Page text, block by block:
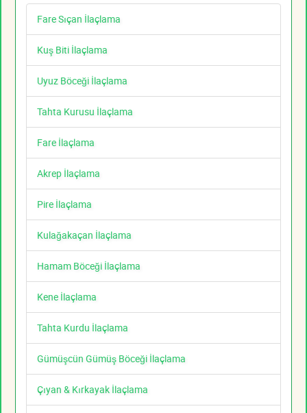
Fare Sıçan İlaçlama
Kuş Biti İlaçlama
Uyuz Böceği İlaçlama
Tahta Kurusu İlaçlama
Fare İlaçlama
Akrep İlaçlama
Pire İlaçlama
Kulağakaçan İlaçlama
Hamam Böceği İlaçlama
Kene İlaçlama
Tahta Kurdu İlaçlama
Gümüşcün Gümüş Böceği İlaçlama
Çıyan & Kırkayak İlaçlama